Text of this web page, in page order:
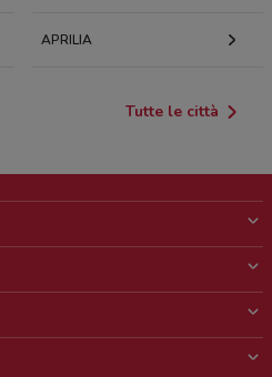
APRILIA
Tutte le città